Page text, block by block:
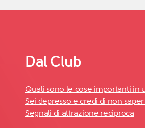
Dal Club
Quali sono le cose importanti in
Sei depresso e credi di non
Segnali di attrazione reciproca